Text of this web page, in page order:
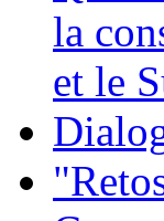
la
et le